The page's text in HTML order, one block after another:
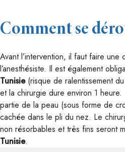
Comment se
Avant l’intervention, il faut faire
l’anesthésiste. Il est également
Tunisie(risque de ralentissement
et la chirurgie dure environ 1
partie de la peau (sous forme de
cachée dans le pli du nez. Le
non résorbables et très fins seront
Tunisie.